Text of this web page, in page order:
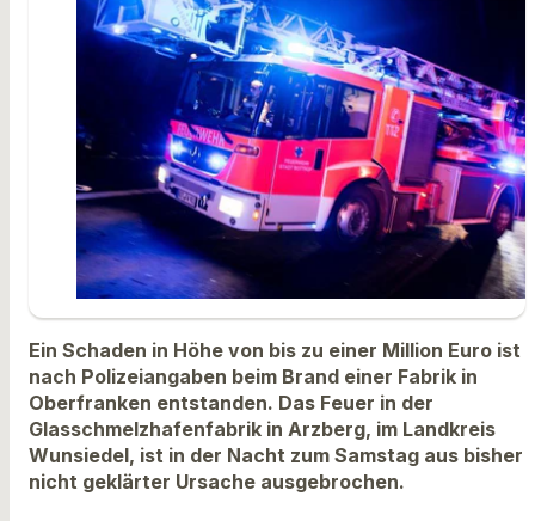
Ein Schaden in Höhe von bis zu einer Million Euro ist
nach Polizeiangaben beim Brand einer Fabrik in
Oberfranken entstanden. Das Feuer in der
Glasschmelzhafenfabrik in Arzberg, im Landkreis
Wunsiedel, ist in der Nacht zum Samstag aus bisher
nicht geklärter Ursache ausgebrochen.